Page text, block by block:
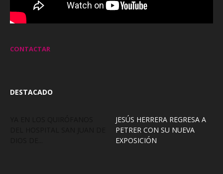
CONTACTAR
DESTACADO
JESÚS HERRERA REGRESA A
PETRER CON SU NUEVA
EXPOSICIÓN